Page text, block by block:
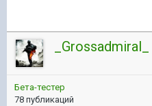
_Grossadmiral_
Бета-тестер
78 публикаций